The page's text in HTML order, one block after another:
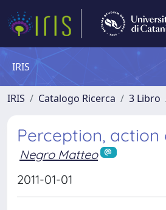
IRIS
IRIS Catalogo Ricerca 3 Libro
Perception,
Negro Matteo
2011-01-01